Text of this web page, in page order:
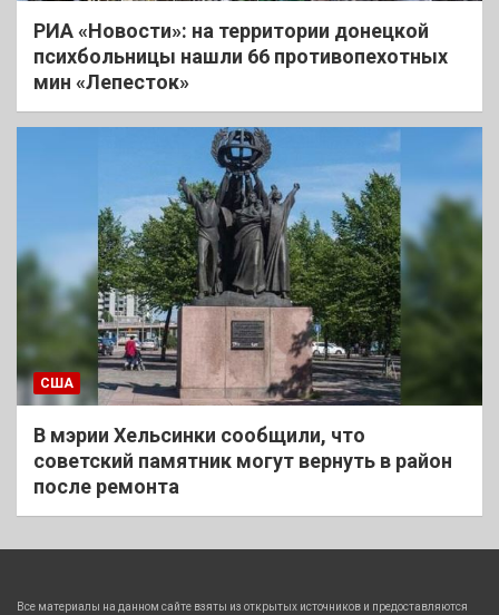
РИА «Новости»: на территории донецкой
психбольницы нашли 66 противопехотных
мин «Лепесток»
США
В мэрии Хельсинки сообщили, что
советский памятник могут вернуть в район
после ремонта
Все материалы на данном сайте взяты из открытых источников и предоставляются